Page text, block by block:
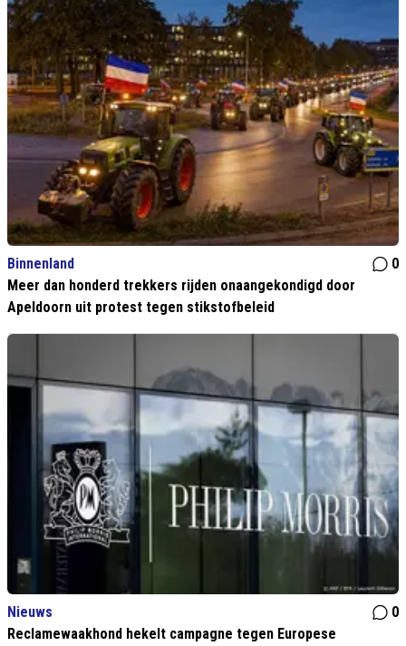
Binnenland
0
Meer dan honderd trekkers rijden onaangekondigd door
Apeldoorn uit protest tegen stikstofbeleid
Nieuws
0
Reclamewaakhond hekelt campagne tegen Europese